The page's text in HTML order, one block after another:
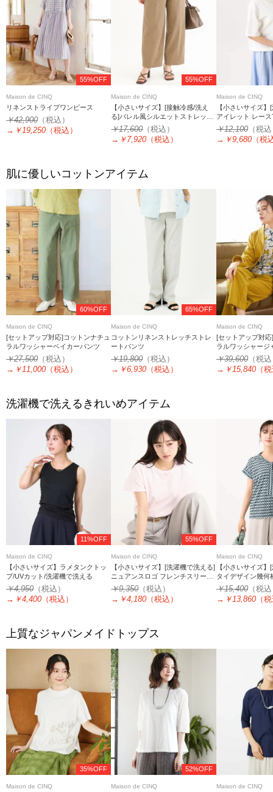
55%OFF
Maison de CINQ
リネンストライプワンピース
￥42,900 （税込）
→ ￥19,250 （税込）
55%OFF
Maison de CINQ
【小さいサイズ】[接触冷感/洗え
る]バレル風シルエットストレッチ
パンツ
￥17,600（税込）
→ ￥7,920 （税込）
Maison de CINQ
【小さいサイズ
アイレット レー
￥12,100（税
→ ￥9,680（税
肌に優しいコットンアイテム
60%OFF
Maison de CINQ
[セットアップ対応]コットンナチュ
ラルワッシャーベイカーパンツ
￥27,500 （税込）
→ ￥11,000 （税込）
65%OFF
Maison de CINQ
コットンリネンストレッチストレ
ートパンツ
￥19,800（税込）
→ ￥6,930 （税込）
Maison de CINQ
[セットアップ対
ラルワッシャージ
￥39,600（税
→ ￥15,840（
洗濯機で洗えるきれいめアイテム
11%OFF
Maison de CINQ
【小さいサイズ】ラメタンクトッ
プ/UVカット/洗濯機で洗える
￥4,950 （税込）
→ ￥4,400 （税込）
55%OFF
Maison de CINQ
【小さいサイズ】[洗濯機で洗える]
ニュアンスロゴ フレンチスリーブ
Tシャツ
￥9,350（税込）
→ ￥4,180 （税込）
Maison de CINQ
【小さいサイズ
タイデザイン幾何
ットソー
￥15,400（税
→ ￥13,860（
上質なジャパンメイドトップス
35%OFF
Maison de CINQ
52%OFF
Maison de CINQ Maison de CINQ